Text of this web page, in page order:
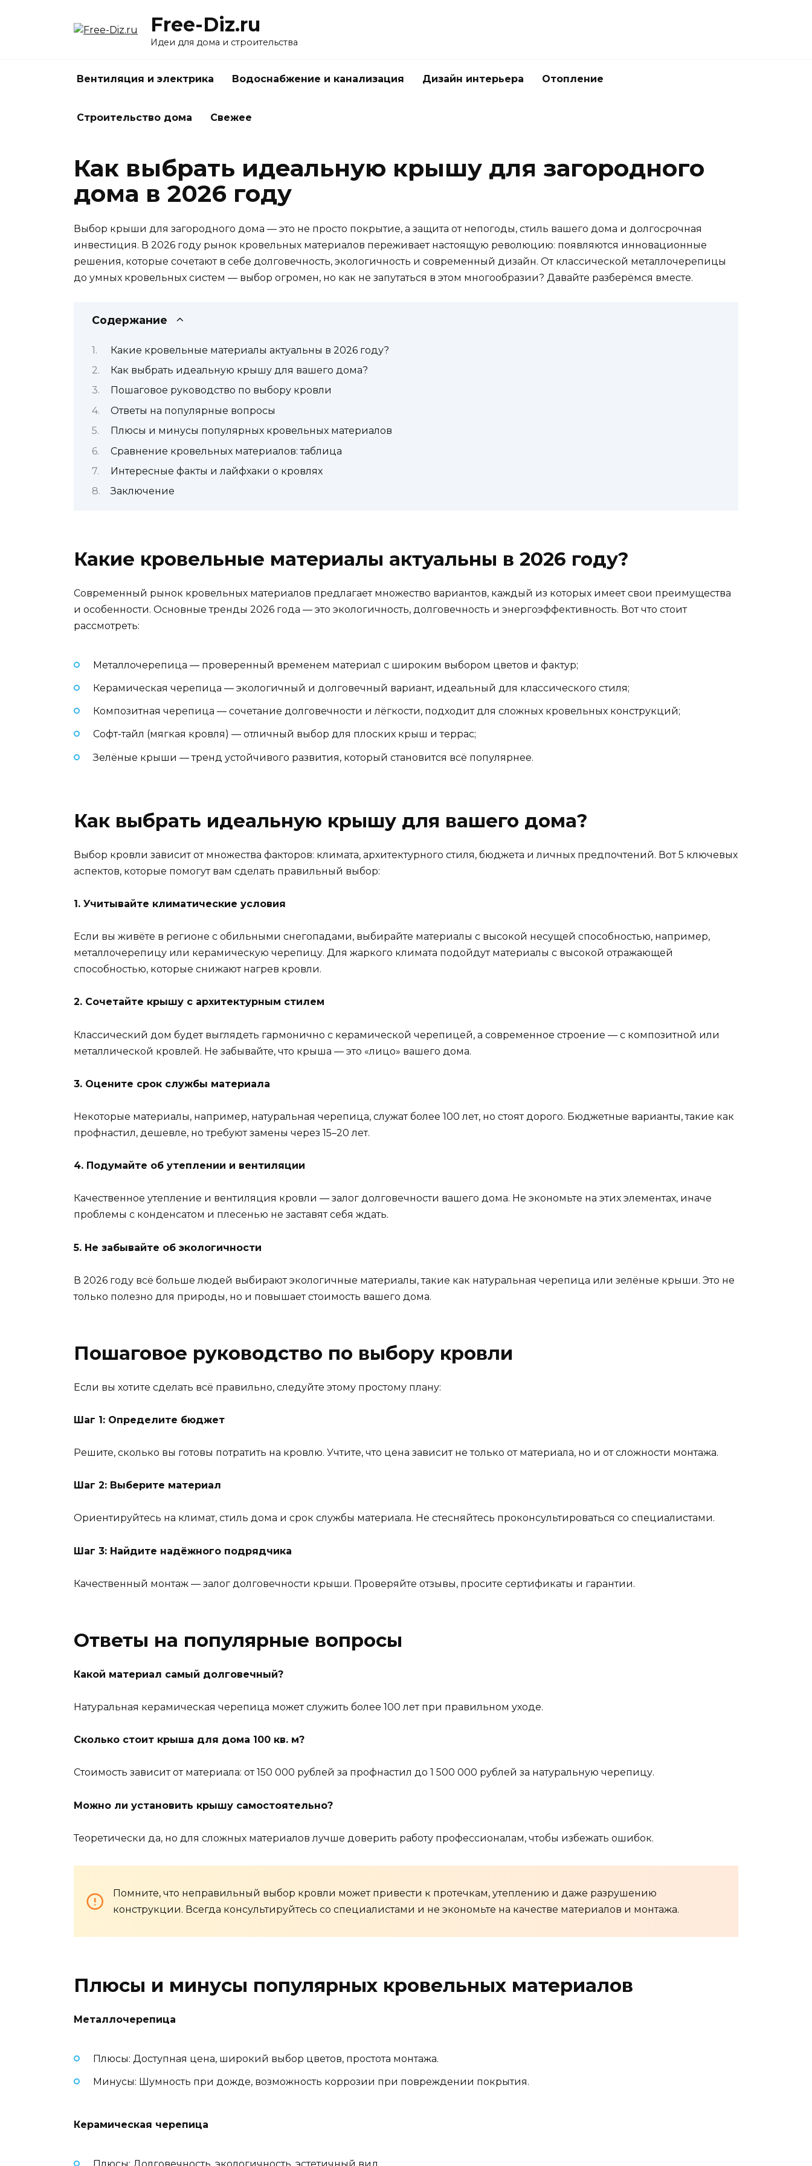
Free-Diz.ru
Идеи для дома и строительства
Вентиляция и электрика Водоснабжение и канализация Дизайн интерьера Отопление
Строительство дома Свежее
Как выбрать идеальную крышу для загородного
дома в 2026 году
Выбор крыши для загородного дома — это не просто покрытие, а защита от непогоды, стиль вашего дома и долгосрочная
инвестиция. В 2026 году рынок кровельных материалов переживает настоящую революцию: появляются инновационные
решения, которые сочетают в себе долговечность, экологичность и современный дизайн. От классической металлочерепицы
до умных кровельных систем — выбор огромен, но как не запутаться в этом многообразии? Давайте разберёмся вместе.
Содержание
Какие кровельные материалы актуальны в 2026 году?
Как выбрать идеальную крышу для вашего дома?
Пошаговое руководство по выбору кровли
Ответы на популярные вопросы
Плюсы и минусы популярных кровельных материалов
Сравнение кровельных материалов: таблица
Интересные факты и лайфхаки о кровлях
Заключение
Какие кровельные материалы актуальны в 2026 году?
Современный рынок кровельных материалов предлагает множество вариантов, каждый из которых имеет свои преимущества
и особенности. Основные тренды 2026 года — это экологичность, долговечность и энергоэффективность. Вот что стоит
рассмотреть:
Металлочерепица — проверенный временем материал с широким выбором цветов и фактур;
Керамическая черепица — экологичный и долговечный вариант, идеальный для классического стиля;
Композитная черепица — сочетание долговечности и лёгкости, подходит для сложных кровельных конструкций;
Софт-тайл (мягкая кровля) — отличный выбор для плоских крыш и террас;
Зелёные крыши — тренд устойчивого развития, который становится всё популярнее.
Как выбрать идеальную крышу для вашего дома?
Выбор кровли зависит от множества факторов: климата, архитектурного стиля, бюджета и личных предпочтений. Вот 5 ключевых
аспектов, которые помогут вам сделать правильный выбор:
1. Учитывайте климатические условия
Если вы живёте в регионе с обильными снегопадами, выбирайте материалы с высокой несущей способностью, например,
металлочерепицу или керамическую черепицу. Для жаркого климата подойдут материалы с высокой отражающей
способностью, которые снижают нагрев кровли.
2. Сочетайте крышу с архитектурным стилем
Классический дом будет выглядеть гармонично с керамической черепицей, а современное строение — с композитной или
металлической кровлей. Не забывайте, что крыша — это «лицо» вашего дома.
3. Оцените срок службы материала
Некоторые материалы, например, натуральная черепица, служат более 100 лет, но стоят дорого. Бюджетные варианты, такие как
профнастил, дешевле, но требуют замены через 15–20 лет.
4. Подумайте об утеплении и вентиляции
Качественное утепление и вентиляция кровли — залог долговечности вашего дома. Не экономьте на этих элементах, иначе
проблемы с конденсатом и плесенью не заставят себя ждать.
5. Не забывайте об экологичности
В 2026 году всё больше людей выбирают экологичные материалы, такие как натуральная черепица или зелёные крыши. Это не
только полезно для природы, но и повышает стоимость вашего дома.
Пошаговое руководство по выбору кровли
Если вы хотите сделать всё правильно, следуйте этому простому плану:
Шаг 1: Определите бюджет
Решите, сколько вы готовы потратить на кровлю. Учтите, что цена зависит не только от материала, но и от сложности монтажа.
Шаг 2: Выберите материал
Ориентируйтесь на климат, стиль дома и срок службы материала. Не стесняйтесь проконсультироваться со специалистами.
Шаг 3: Найдите надёжного подрядчика
Качественный монтаж — залог долговечности крыши. Проверяйте отзывы, просите сертификаты и гарантии.
Ответы на популярные вопросы
Какой материал самый долговечный?
Натуральная керамическая черепица может служить более 100 лет при правильном уходе.
Сколько стоит крыша для дома 100 кв. м?
Стоимость зависит от материала: от 150 000 рублей за профнастил до 1 500 000 рублей за натуральную черепицу.
Можно ли установить крышу самостоятельно?
Теоретически да, но для сложных материалов лучше доверить работу профессионалам, чтобы избежать ошибок.
Помните, что неправильный выбор кровли может привести к протечкам, утеплению и даже разрушению
конструкции. Всегда консультируйтесь со специалистами и не экономьте на качестве материалов и монтажа.
Плюсы и минусы популярных кровельных материалов
Металлочерепица
Плюсы: Доступная цена, широкий выбор цветов, простота монтажа.
Минусы: Шумность при дожде, возможность коррозии при повреждении покрытия.
Керамическая черепица